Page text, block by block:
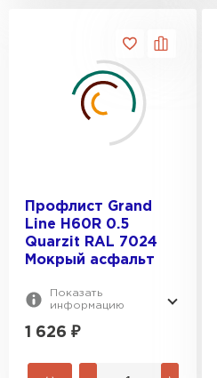
Профлист Grand
Line H60R 0.5
Quarzit RAL 7024
Мокрый асфальт
Показать
информацию
1 626 ₽